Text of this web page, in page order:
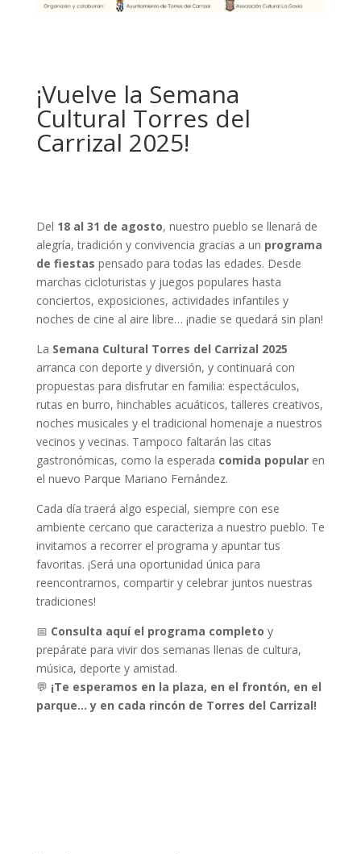
¡Vuelve la Semana
Cultural Torres del
Carrizal 2025!
Del 18 al 31 de agosto, nuestro pueblo se llenará de
alegría, tradición y convivencia gracias a un programa
de fiestas pensado para todas las edades. Desde
marchas cicloturistas y juegos populares hasta
conciertos, exposiciones, actividades infantiles y
noches de cine al aire libre… ¡nadie se quedará sin plan!
La Semana Cultural Torres del Carrizal 2025
arranca con deporte y diversión, y continuará con
propuestas para disfrutar en familia: espectáculos,
rutas en burro, hinchables acuáticos, talleres creativos,
noches musicales y el tradicional homenaje a nuestros
vecinos y vecinas. Tampoco faltarán las citas
gastronómicas, como la esperada comida popularen
el nuevo Parque Mariano Fernández.
Cada día traerá algo especial, siempre con ese
ambiente cercano que caracteriza a nuestro pueblo. Te
invitamos a recorrer el programa y apuntar tus
favoritas. ¡Será una oportunidad única para
reencontrarnos, compartir y celebrar juntos nuestras
tradiciones!
📅 Consulta aquí el programa completo y
prepárate para vivir dos semanas llenas de cultura,
música, deporte y amistad.
💬 ¡Te esperamos en la plaza, en el frontón, en el
parque… y en cada rincón de Torres del Carrizal!